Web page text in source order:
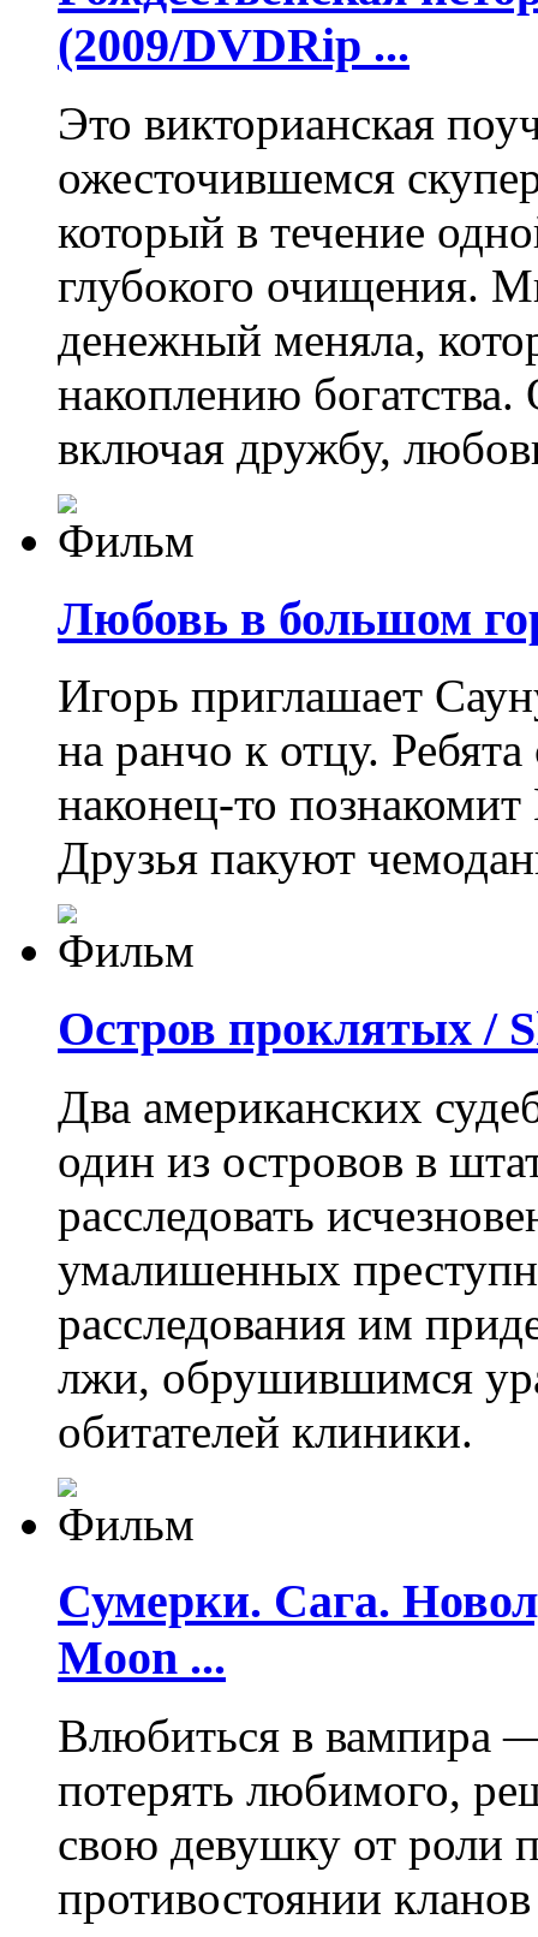
(2009/DVDRip ...
Это викторианская
ожесточившемся
который в течение
глубокого очищения.
денежный меняла,
накоплению богатства.
включая дружбу,
Любовь в большом
Игорь приглашает
на ранчо к отцу.
наконец-то
Друзья пакуют
Остров проклятых /
Два американских
один из островов в
расследовать
умалишенных
расследования им
лжи, обрушившимся
обитателей клиники.
Сумерки. Сага.
Moon ...
Влюбиться в вампира
потерять любимого,
свою девушку от роли
противостоянии